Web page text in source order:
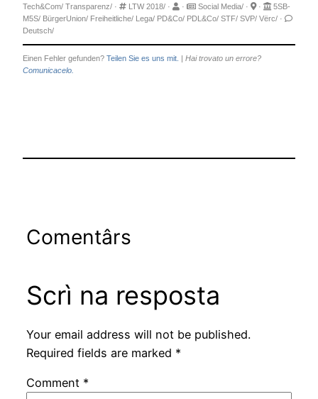
Tech&Com/ Transparenz/ · LTW 2018/ · · Social Media/ · ·
5SB-
M5S/ BürgerUnion/ Freiheitliche/ Lega/ PD&Co/ PDL&Co/ STF/ SVP/ Vërc/ ·
Deutsch/
Einen Fehler gefunden? Teilen Sie es uns mit.
Hai trovato un errore?
Comunicacelo.
Comentârs
Scrì na resposta
Your email address will not be published.
Required fields are marked *
Comment *